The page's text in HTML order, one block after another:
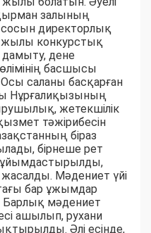
залының
сосын директорлық
жылы конкурстық
дамыту, дене
басшысы
саланы басқарған
Нұрғалиқызының
жетекшілік
тәжірибесін
біраз
бірнеше рет
ұйымдастырылды,
жасалды. Мәдениет үйі
бар ұжымдар
Барлық мәдениет
ашылып, рухани
Әлі есінде,